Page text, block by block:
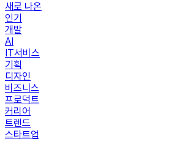
새로 나온
인기
개발
AI
IT서비스
기획
디자인
비즈니스
프로덕트
커리어
트렌드
스타트업